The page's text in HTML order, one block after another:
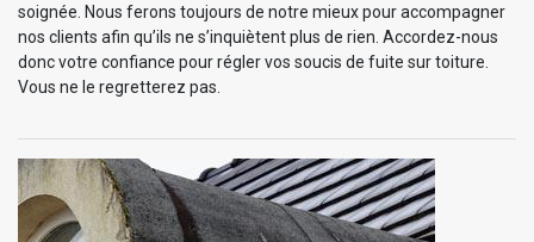
soignée. Nous ferons toujours de notre mieux pour accompagner
nos clients afin qu’ils ne s’inquiètent plus de rien. Accordez-nous
donc votre confiance pour régler vos soucis de fuite sur toiture.
Vous ne le regretterez pas.